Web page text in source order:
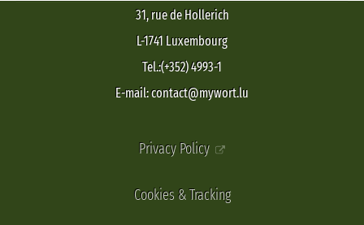
31, rue de Hollerich
L-1741 Luxembourg
Tel.:(+352) 4993-1
E-mail: contact@mywort.lu
Privacy Policy
Cookies & Tracking